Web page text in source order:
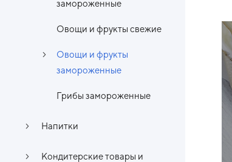
замороженные
Овощи и фрукты свежие
Овощи и фрукты
замороженные
Грибы замороженные
Напитки
Кондитерские товары и